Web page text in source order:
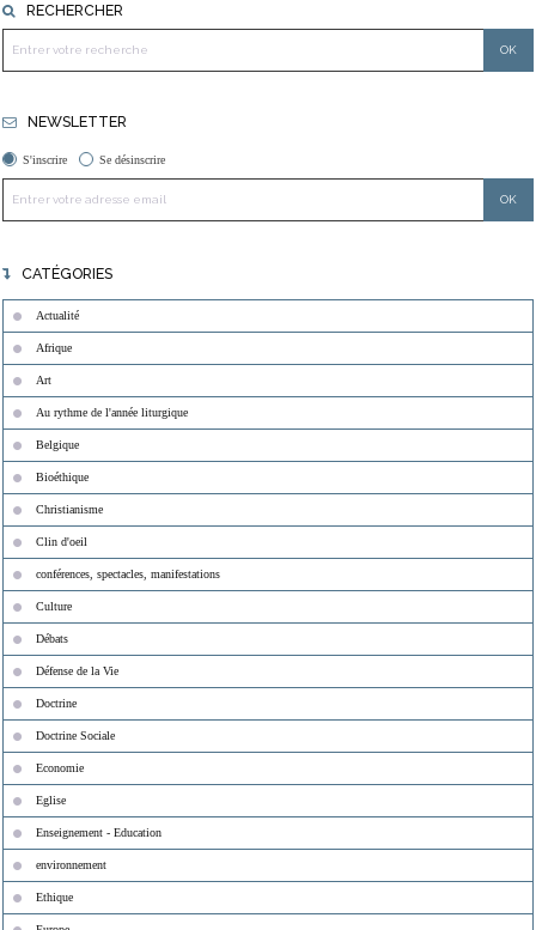
RECHERCHER
NEWSLETTER
S'inscrire Se désinscrire
CATÉGORIES
Actualité
Afrique
Art
Au rythme de l'année liturgique
Belgique
Bioéthique
Christianisme
Clin d'oeil
conférences, spectacles, manifestations
Culture
Débats
Défense de la Vie
Doctrine
Doctrine Sociale
Economie
Eglise
Enseignement - Education
environnement
Ethique